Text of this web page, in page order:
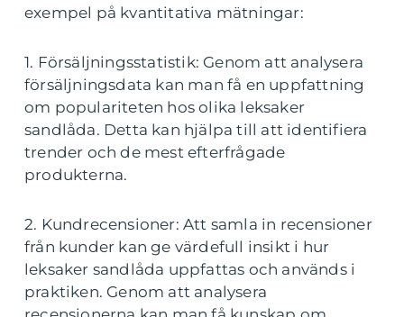
exempel på kvantitativa mätningar:
1. Försäljningsstatistik: Genom att analysera
försäljningsdata kan man få en uppfattning
om populariteten hos olika leksaker
sandlåda. Detta kan hjälpa till att identifiera
trender och de mest efterfrågade
produkterna.
2. Kundrecensioner: Att samla in recensioner
från kunder kan ge värdefull insikt i hur
leksaker sandlåda uppfattas och används i
praktiken. Genom att analysera